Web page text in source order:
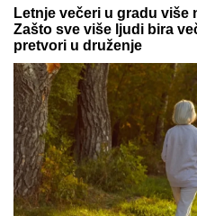
05. 08. 2026 15:45
Сазнања „Политике”: Ко
Митрополиту Методију у